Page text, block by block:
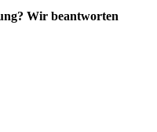
Wir beantworten